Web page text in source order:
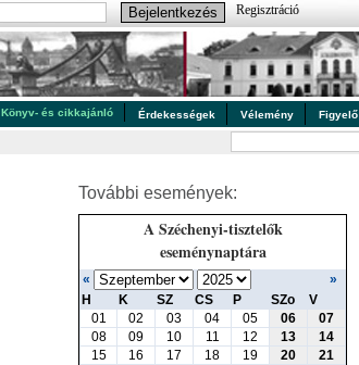
Regisztráció
Könyv- és cikkajánló Érdekességek Vélemény Figyelő
További események:
A Széchenyi-tisztelők
eseménynaptára
«
»
H
K SZ CS P SZo
V
01
02 03 04 05 06
07
08
09 10 11 12 13
14
15
16 17 18 19 20
21